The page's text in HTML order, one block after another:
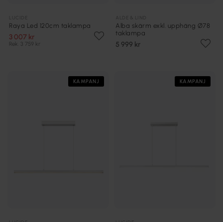
Raya Led 120cm taklampa
3 007 kr
Rek. 3 759 kr
Alba skärm exkl. upphäng Ø78
taklampa
5 999 kr
KAMPANJ KAMPANJ